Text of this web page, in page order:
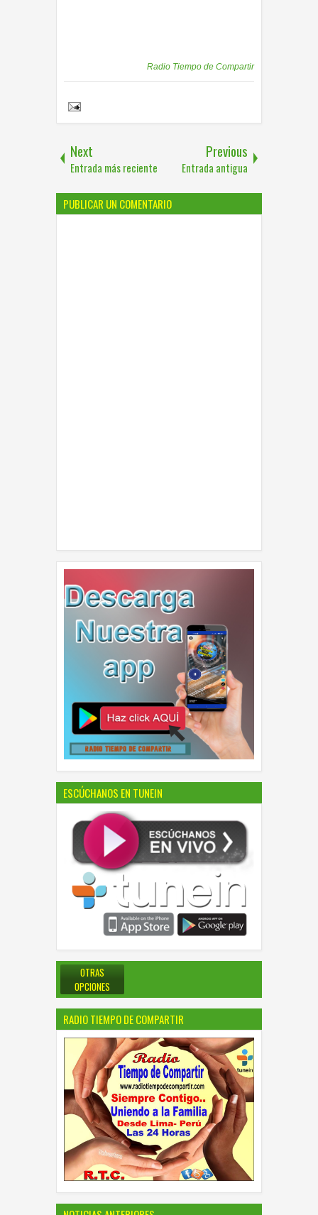
Radio Tiempo de Compartir
Next
Entrada más reciente
Previous
Entrada antigua
PUBLICAR UN COMENTARIO
ESCÚCHANOS EN TUNEIN
OTRAS
OPCIONES
RADIO TIEMPO DE COMPARTIR